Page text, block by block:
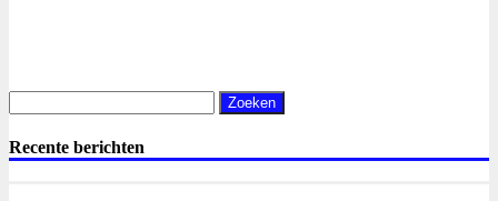
naar:
Recente berichten